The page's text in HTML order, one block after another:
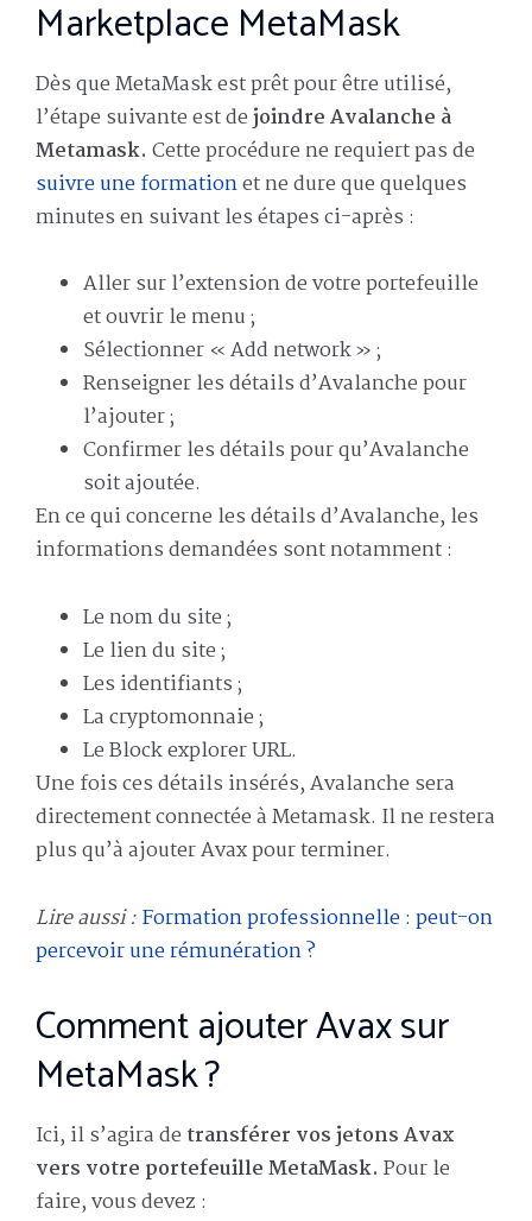
Marketplace MetaMask
Dès que MetaMask est prêt pour être utilisé,
l’étape suivante est dejoindre Avalanche à
Metamask. Cette procédure ne requiert pas de
suivre une formationet ne dure que quelques
minutes en suivant les étapes ci-après :
Aller sur l’extension de votre portefeuille
et ouvrir le menu ;
Sélectionner « Add network » ;
Renseigner les détails d’Avalanche pour
l’ajouter ;
Confirmer les détails pour qu’Avalanche
soit ajoutée.
En ce qui concerne les détails d’Avalanche, les
informations demandées sont notamment :
Le nom du site ;
Le lien du site ;
Les identifiants ;
La cryptomonnaie ;
Le Block explorer URL.
Une fois ces détails insérés, Avalanche sera
directement connectée à Metamask. Il ne restera
plus qu’à ajouter Avax pour terminer.
Lire aussi :Formation professionnelle : peut-on
percevoir une rémunération ?
Comment ajouter Avax sur
MetaMask ?
Ici, il s’agira de transférer vos jetons Avax
vers votre portefeuille MetaMask. Pour le
faire, vous devez :